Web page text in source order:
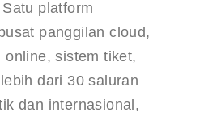
platform
panggilan cloud,
online, sistem tiket,
dari 30 saluran
dan internasional,